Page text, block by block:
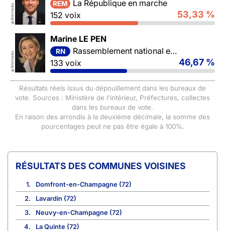
©
Wikimedia REM
La République en marche
152 voix
53,33 %
©
Wikimedia
Marine LE PEN
RN
Rassemblement national et ses alliés
133 voix
46,67 %
Résultats réels issus du dépouillement dans les bureaux de
vote. Sources : Ministère de l'intérieur, Préfectures, collectes
dans les bureaux de vote.
En raison des arrondis à la deuxième décimale, la somme des
pourcentages peut ne pas être égale à 100%.
COMMUNES VOISINES
1.
Domfront-en-Champagne (72)
2.
Lavardin (72)
3.
Neuvy-en-Champagne (72)
4.
La Quinte (72)